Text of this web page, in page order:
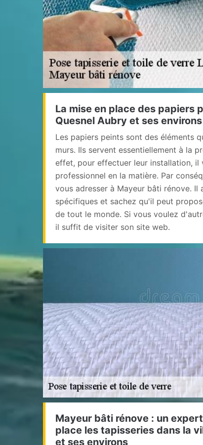
La mise en place des papiers
Quesnel Aubry et ses environs
Les papiers peints sont des éléments
murs. Ils servent essentiellement à la
effet, pour effectuer leur installation, il
professionnel en la matière. Par
vous adresser à Mayeur bâti rénove. Il
spécifiques et sachez qu'il peut
de tout le monde. Si vous voulez
il suffit de visiter son site web.
Mayeur bâti rénove : un
place les tapisseries dans la
et ses environs